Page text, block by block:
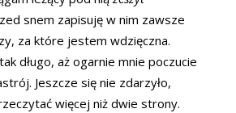
snem zapisuję w nim zawsze
za które jestem wdzięczna.
długo, aż ogarnie mnie poczucie
Jeszcze się nie zdarzyło,
więcej niż dwie strony.